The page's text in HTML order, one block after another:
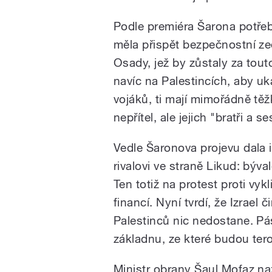
Podle premiéra Šarona
měla přispět bezpečnostní
Osady, jež by zůstaly za
navíc na Palestincích, aby
vojáků, ti mají mimořádně
nepřítel, ale jejich "bratři a
Vedle Šaronova projevu
rivalovi ve straně Likud:
Ten totiž na protest proti
financí. Nyní tvrdí, že Izrael
Palestinců nic nedostane.
základnu, ze které budou
Ministr obrany Šaul Mofaz